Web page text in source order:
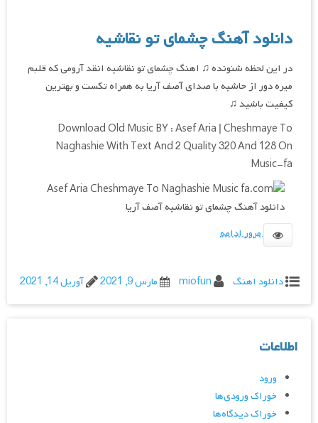
دانلود آهنگ چشمای تو نقاشیه
در این لحظه شنونده ♫ اهنگ چشمای تو نقاشیه انقد آرومی که قلبم
میره دور از حاشیه با صدای آصف آریا به همراه تکست و بهترین
کیفیت باشید ♫
Download Old Music BY : Asef Aria | Cheshmaye To
Naghashie With Text And 2 Quality 320 And 128 On
Music-fa
مرور ادامه
دانلود اهنگ miofun مارس 9, 2021 آوریل 14, 2021
اطلاعات
ورود
خوراک ورودی‌ها
خوراک دیدگاه‌ها